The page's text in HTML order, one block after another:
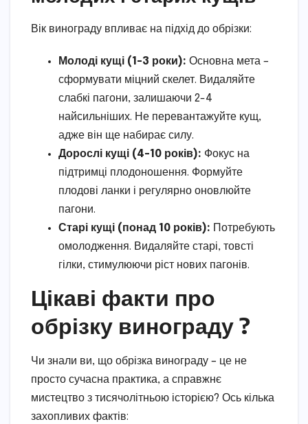
Вік винограду впливає на підхід до обрізки:
Молоді кущі (1-3 роки): Основна мета –
сформувати міцний скелет. Видаляйте
слабкі пагони, залишаючи 2-4
найсильніших. Не перевантажуйте кущ,
адже він ще набирає силу.
Дорослі кущі (4-10 років): Фокус на
підтримці плодоношення. Формуйте
плодові ланки і регулярно оновлюйте
пагони.
Старі кущі (понад 10 років): Потребують
омолодження. Видаляйте старі, товсті
гілки, стимулюючи ріст нових пагонів.
Цікаві факти про
обрізку винограду ?
Чи знали ви, що обрізка винограду – це не
просто сучасна практика, а справжнє
мистецтво з тисячолітньою історією? Ось кілька
захопливих фактів: